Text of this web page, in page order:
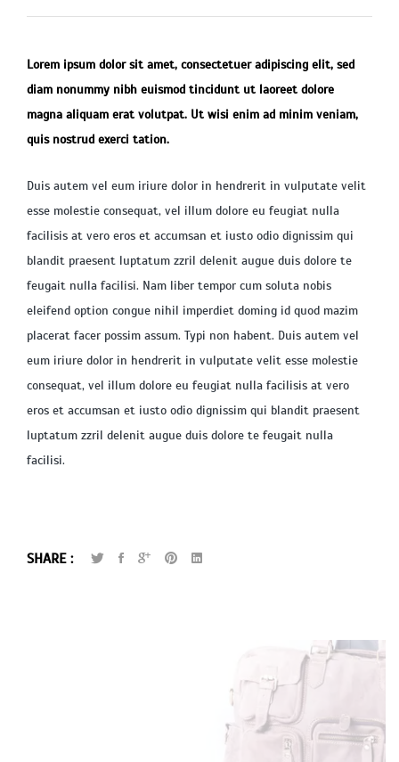
Lorem ipsum dolor sit amet, consectetuer adipiscing elit, sed
diam nonummy nibh euismod tincidunt ut laoreet dolore
magna aliquam erat volutpat. Ut wisi enim ad minim veniam,
quis nostrud exerci tation.
Duis autem vel eum iriure dolor in hendrerit in vulputate velit
esse molestie consequat, vel illum dolore eu feugiat nulla
facilisis at vero eros et accumsan et iusto odio dignissim qui
blandit praesent luptatum zzril delenit augue duis dolore te
feugait nulla facilisi. Nam liber tempor cum soluta nobis
eleifend option congue nihil imperdiet doming id quod mazim
placerat facer possim assum. Typi non habent. Duis autem vel
eum iriure dolor in hendrerit in vulputate velit esse molestie
consequat, vel illum dolore eu feugiat nulla facilisis at vero
eros et accumsan et iusto odio dignissim qui blandit praesent
luptatum zzril delenit augue duis dolore te feugait nulla
facilisi.
SHARE :